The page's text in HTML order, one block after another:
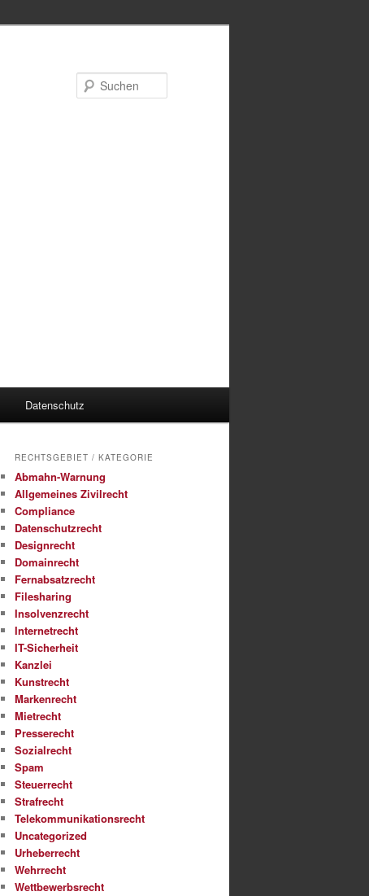
Datenschutz
RECHTSGEBIET / KATEGORIE
Abmahn-Warnung
Allgemeines Zivilrecht
Compliance
Datenschutzrecht
Designrecht
Domainrecht
Fernabsatzrecht
Filesharing
Insolvenzrecht
Internetrecht
IT-Sicherheit
Kanzlei
Kunstrecht
Markenrecht
Mietrecht
Presserecht
Sozialrecht
Spam
Steuerrecht
Strafrecht
Telekommunikationsrecht
Uncategorized
Urheberrecht
Wehrrecht
Wettbewerbsrecht